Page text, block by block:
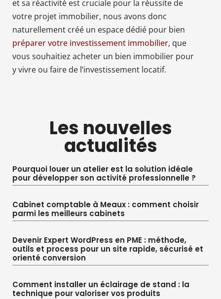
et sa réactivité est cruciale pour la réussite de
votre projet immobilier, nous avons donc
naturellement créé un espace dédié pour bien
préparer votre investissement immobilier, que
vous souhaitiez acheter un bien immobilier pour
y vivre ou faire de l’investissement locatif.
Les nouvelles
actualités
Pourquoi louer un atelier est la solution idéale
pour développer son activité professionnelle ?
Cabinet comptable à Meaux : comment choisir
parmi les meilleurs cabinets
Devenir Expert WordPress en PME : méthode,
outils et process pour un site rapide, sécurisé et
orienté conversion
Comment installer un éclairage de stand : la
technique pour valoriser vos produits